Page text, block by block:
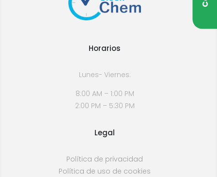
Horarios
Lunes- Viernes:
8:00 AM – 1:00 PM
2:00 PM – 5:30 PM
Legal
Política de privacidad
Política de uso de cookies